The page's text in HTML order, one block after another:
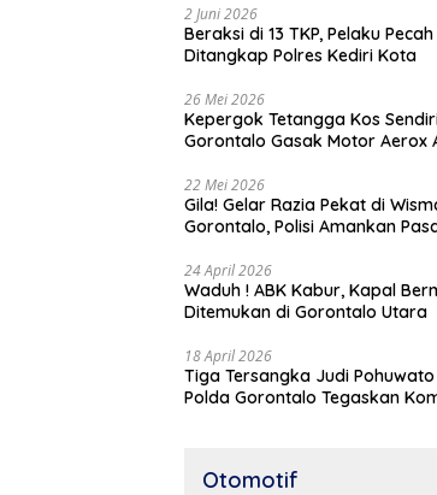
Bersejarah
2 Juni 2026
Beraksi di 13 TKP, Pelaku
Ditangkap Polres Kediri Kota
26 Mei 2026
Kepergok Tetangga Kos
Gorontalo Gasak Motor Aerox
22 Mei 2026
Gila! Gelar Razia Pekat di
Gorontalo, Polisi Amankan
24 April 2026
Waduh ! ABK Kabur, Kapal
Ditemukan di Gorontalo Utara
18 April 2026
Tiga Tersangka Judi
Polda Gorontalo Tegaskan
Otomotif